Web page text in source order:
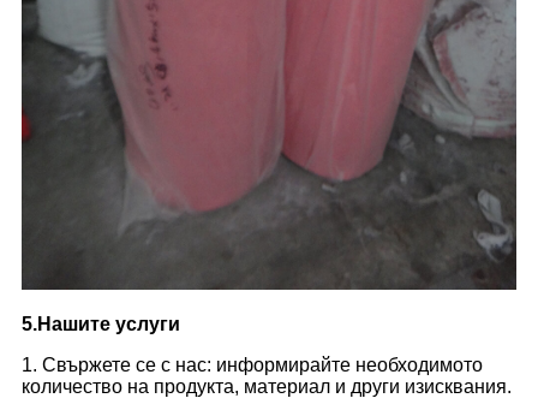
5.Нашите услуги
1. Свържете се с нас: информирайте необходимото
количество на продукта, материал и други изисквания.